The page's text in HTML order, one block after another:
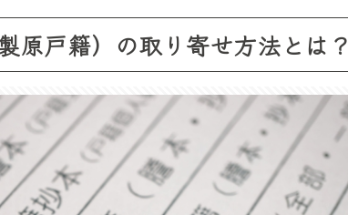
原戸籍）の取り寄せ方法とは？